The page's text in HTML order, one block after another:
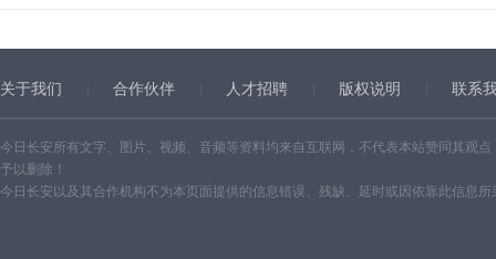
关于我们 合作伙伴 人才招聘 版权说明 联系
今日长安所有文字、图片、视频、音频等资料均来自互联网，不代表本站赞同其观
予以删除！
今日长安以及其合作机构不为本页面提供的信息错误、残缺、延时或因依靠此信息